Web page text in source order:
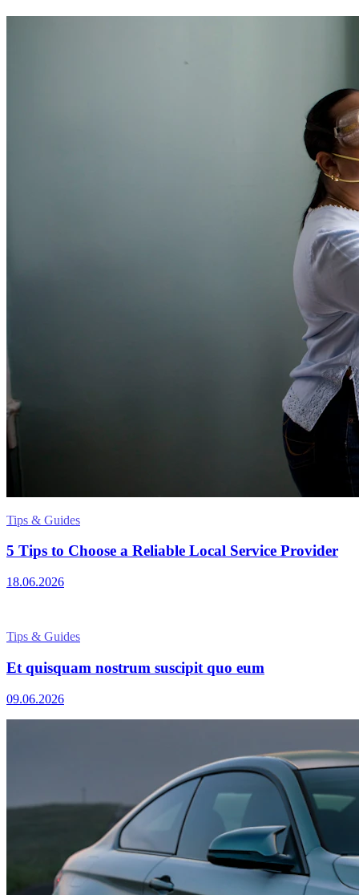
Tips & Guides
5 Tips to Choose a Reliable Local Service Provider
18.06.2026
Tips & Guides
Et quisquam nostrum suscipit quo eum
09.06.2026